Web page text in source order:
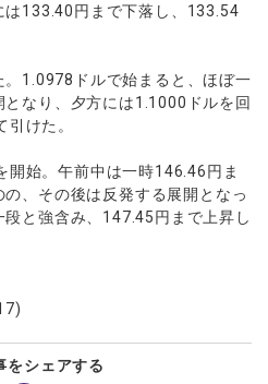
は133.40円まで下落し、133.54
1.0978ドルで始まると、ほぼ一
なり、夕方には1.1000ドルを回
けた。
開始。午前中は一時146.46円ま
、その後は反発する展開となっ
と強含み、147.45円まで上昇し
をシェアする